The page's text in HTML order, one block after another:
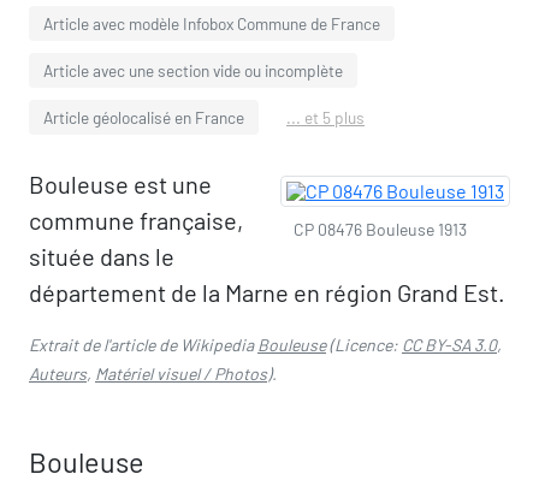
Article avec modèle Infobox Commune de France
Article avec une section vide ou incomplète
Article géolocalisé en France ... et 5 plus
CP 08476 Bouleuse 1913
Bouleuse est une
commune française,
située dans le
département de la Marne en région Grand Est.
Extrait de l'article de WikipediaBouleuse(Licence: CC BY-SA 3.0,
Auteurs, Matériel visuel / Photos).
Bouleuse